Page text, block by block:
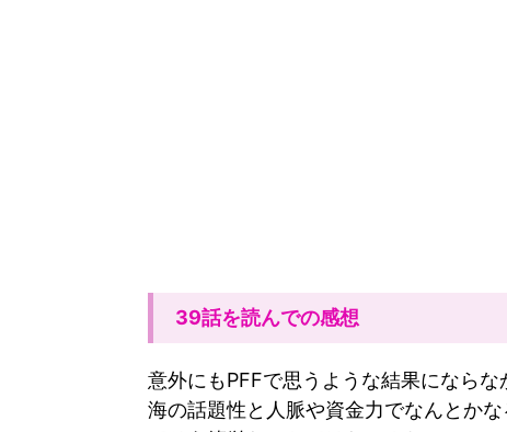
39話を読んでの感想
意外にもPFFで思うような結果になら
海の話題性と人脈や資金力でなんとか